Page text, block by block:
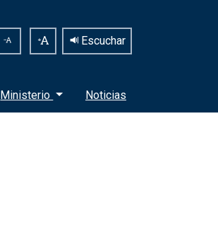
Escuchar
Ministerio Noticias